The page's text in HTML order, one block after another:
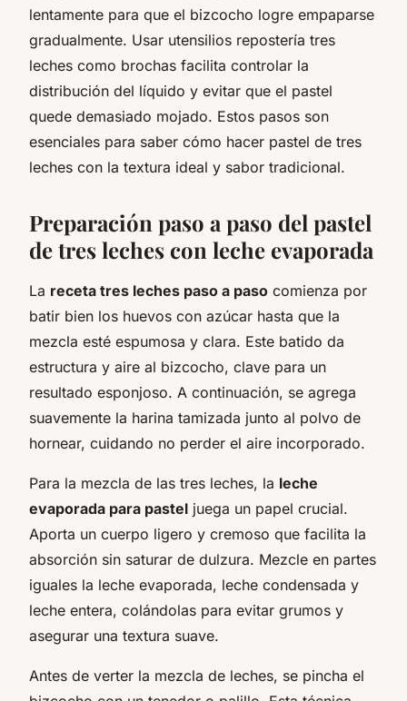
lentamente para que el bizcocho logre empaparse
gradualmente. Usar utensilios repostería tres
leches como brochas facilita controlar la
distribución del líquido y evitar que el pastel
quede demasiado mojado. Estos pasos son
esenciales para saber cómo hacer pastel de tres
leches con la textura ideal y sabor tradicional.
Preparación paso a paso del pastel
de tres leches con leche evaporada
La receta tres leches paso a paso comienza por
batir bien los huevos con azúcar hasta que la
mezcla esté espumosa y clara. Este batido da
estructura y aire al bizcocho, clave para un
resultado esponjoso. A continuación, se agrega
suavemente la harina tamizada junto al polvo de
hornear, cuidando no perder el aire incorporado.
Para la mezcla de las tres leches, la leche
evaporada para pastel juega un papel crucial.
Aporta un cuerpo ligero y cremoso que facilita la
absorción sin saturar de dulzura. Mezcle en partes
iguales la leche evaporada, leche condensada y
leche entera, colándolas para evitar grumos y
asegurar una textura suave.
Antes de verter la mezcla de leches, se pincha el